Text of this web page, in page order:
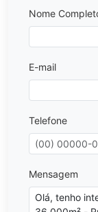
Nome
E-mail
Telefone
Mensagem